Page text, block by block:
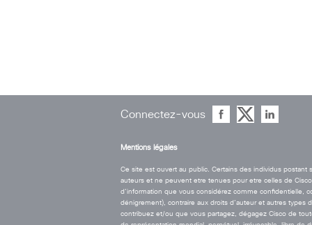
Connectez-vous
Mentions légales
Ce site est ouvert au public. Certains des individus
auteurs et ne peuvent etre tenues pour etre celles de
d’information que vous considérez comme confidentielle,
dénigrement), contraire aux droits d’auteur et autres
contribuez et/ou que vous partagez, dégagez Cisco de